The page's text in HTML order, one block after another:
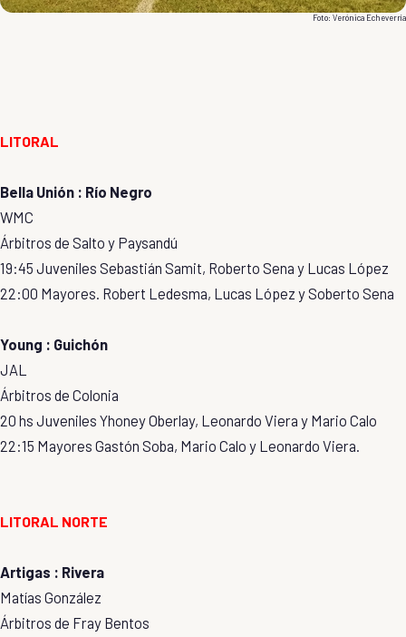
Foto: Verónica Echeverría
LITORAL
Bella Unión : Río Negro
WMC
Árbitros de Salto y Paysandú
19:45 Juveniles Sebastián Samit, Roberto Sena y Lucas López
22:00 Mayores. Robert Ledesma, Lucas López y Soberto Sena
Young : Guichón
JAL
Árbitros de Colonia
20 hs Juveniles Yhoney Oberlay, Leonardo Viera y Mario Calo
22:15 Mayores Gastón Soba, Mario Calo y Leonardo Viera.
LITORAL NORTE
Artigas : Rivera
Matías González
Árbitros de Fray Bentos